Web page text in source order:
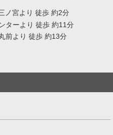
ノ宮より 徒歩 約2分
ターより 徒歩 約11分
前より 徒歩 約13分